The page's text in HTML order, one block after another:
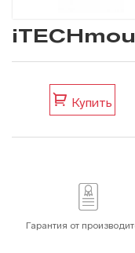
Купить
Гарантия от